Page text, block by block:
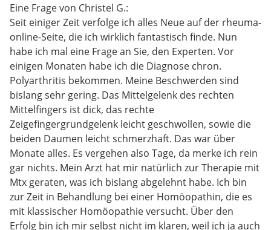
Eine Frage von Christel G.:
Seit einiger Zeit verfolge ich alles Neue auf der rheuma-
online-Seite, die ich wirklich fantastisch finde. Nun
habe ich mal eine Frage an Sie, den Experten. Vor
einigen Monaten habe ich die Diagnose chron.
Polyarthritis bekommen. Meine Beschwerden sind
bislang sehr gering. Das Mittelgelenk des rechten
Mittelfingers ist dick, das rechte
Zeigefingergrundgelenk leicht geschwollen, sowie die
beiden Daumen leicht schmerzhaft. Das war über
Monate alles. Es vergehen also Tage, da merke ich rein
gar nichts. Mein Arzt hat mir natürlich zur Therapie mit
Mtx geraten, was ich bislang abgelehnt habe. Ich bin
zur Zeit in Behandlung bei einer Homöopathin, die es
mit klassischer Homöopathie versucht. Über den
Erfolg bin ich mir selbst nicht im klaren, weil ich ja auch